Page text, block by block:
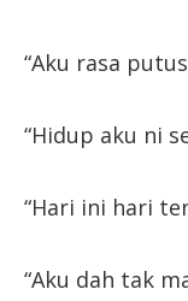
“Aku rasa
“Hidup aku ni
“Hari ini hari
“Aku dah tak